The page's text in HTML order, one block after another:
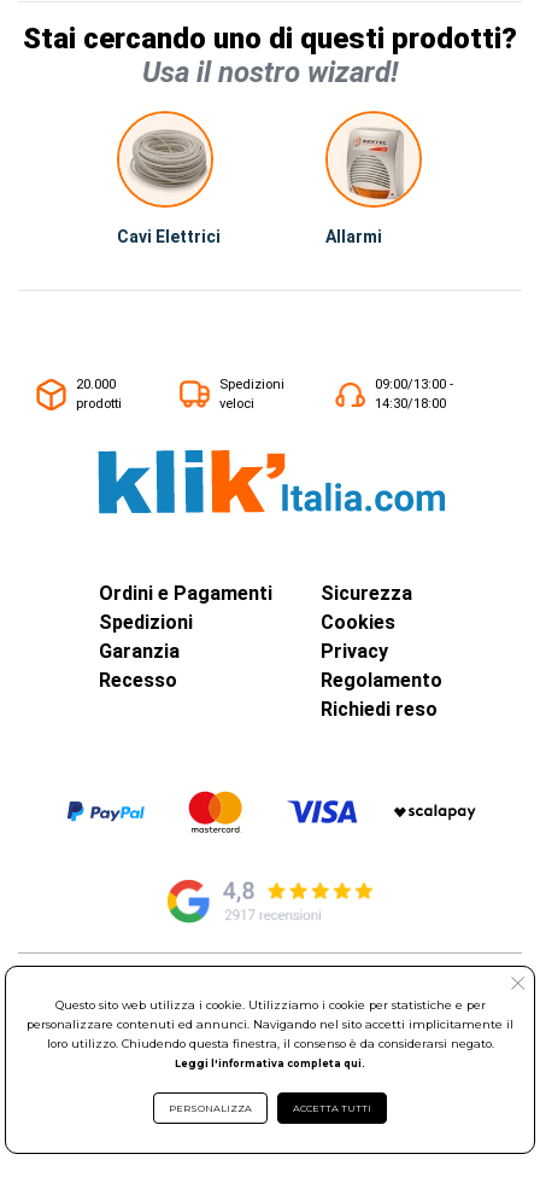
Stai cercando uno di questi prodotti?
Usa il nostro wizard!
Cavi Elettrici Allarmi
20.000
prodotti
Spedizioni
veloci
09:00/13:00 -
14:30/18:00
Ordini e Pagamenti
Spedizioni
Garanzia
Recesso
Sicurezza
Cookies
Privacy
Regolamento
Richiedi reso
00015 Monterotondo Scalo (RM)
Partita Iva: 01586761007 - Codice Fiscale: 06634500588 Capitale
Sociale 1.600.000,00 Euro i.v. Iscritto al Registro delle Imprese di
Sede Operativa: Via Leonardo da Vinci, 40 - 00015 Monterotondo
Scalo (RM) - Telefono:06.90095358
Questo sito web utilizza i cookie. Utilizziamo i cookie per statistiche e per
personalizzare contenuti ed annunci. Navigando nel sito accetti implicitamente il
loro utilizzo. Chiudendo questa finestra, il consenso è da considerarsi negato.
Leggi l'informativa completa qui.
PERSONALIZZA ACCETTA TUTTI